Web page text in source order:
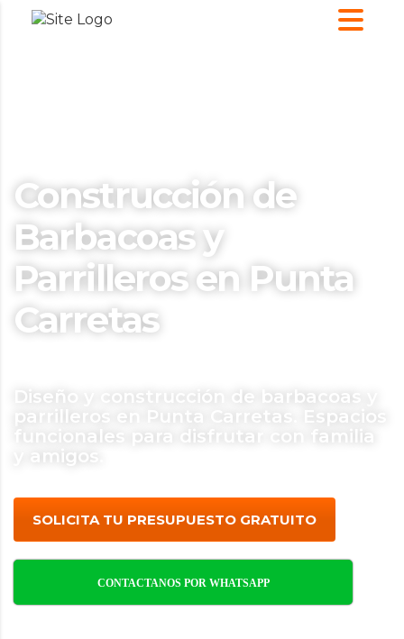
Construcción de
Barbacoas y
Parrilleros en Punta
Carretas
Diseño y construcción de barbacoas y
parrilleros en Punta Carretas. Espacios
funcionales para disfrutar con familia
y amigos.
SOLICITA TU PRESUPUESTO GRATUITO
CONTACTANOS POR WHATSAPP